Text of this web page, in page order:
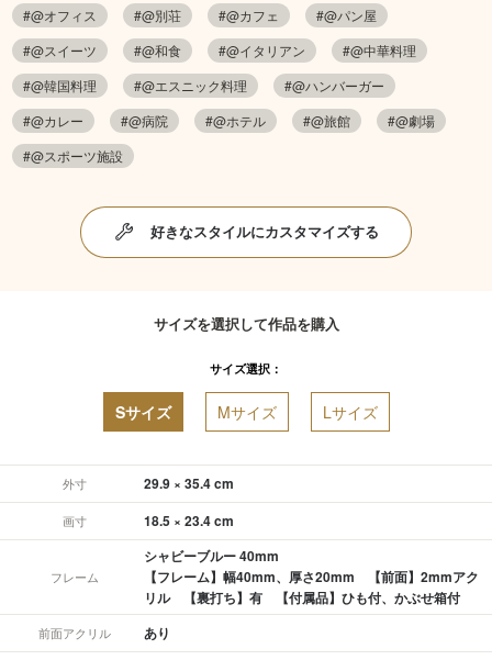
#@オフィス
#@別荘 #@カフェ
#@パン屋
#@スイーツ
#@和食 #@イタリアン
#@中華料理
#@韓国料理
#@エスニック料理
#@ハンバーガー
#@カレー
#@病院 #@ホテル #@旅館
#@劇場
#@スポーツ施設
好きなスタイルにカスタマイズする
サイズを選択して作品を購入
サイズ選択：
Sサイズ Mサイズ Lサイズ
外寸 29.9 × 35.4 cm
画寸 18.5 × 23.4 cm
フレーム
シャビーブルー 40mm
【フレーム】幅40mm、厚さ20mm 【前面】2mmアク
リル 【裏打ち】有 【付属品】ひも付、かぶせ箱付
前面アクリル あり